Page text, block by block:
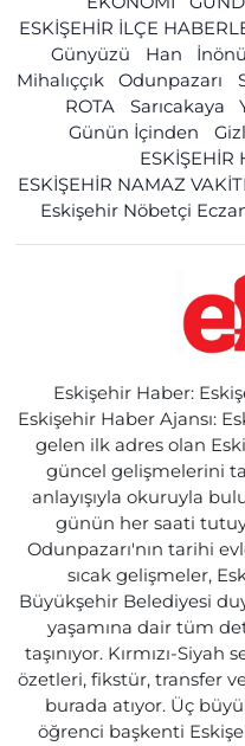
ESKİŞEHİR İLÇE
Günyüzü
Han İnönü
Mihalıççık
Odunpazarı
ROTA
Sarıcakaya
Günün İçinden
ESKİŞEHİR
ESKİŞEHİR NAMAZ
Eskişehir Nöbetçi
Eskişehir Haber:
Eskişehir Haber Ajansı:
gelen ilk adres olan
güncel gelişmelerini
anlayışıyla okuruyla
günün her saati
Odunpazarı'nın tarihi
sıcak gelişmeler,
Büyükşehir Belediyesi
yaşamına dair tüm
taşınıyor. Kırmızı-
özetleri, fikstür, transfer
burada atıyor. Üç
öğrenci başkenti